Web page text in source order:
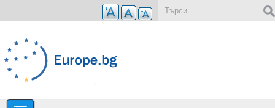
Премини към основното съдържание